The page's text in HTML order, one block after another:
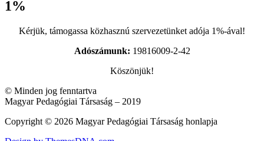
1%
Kérjük, támogassa közhasznú szervezetünket adója 1%-ával!
Adószámunk: 19816009-2-42
Köszönjük!
© Minden jog fenntartva
Magyar Pedagógiai Társaság – 2019
Copyright © 2026 Magyar Pedagógiai Társaság honlapja